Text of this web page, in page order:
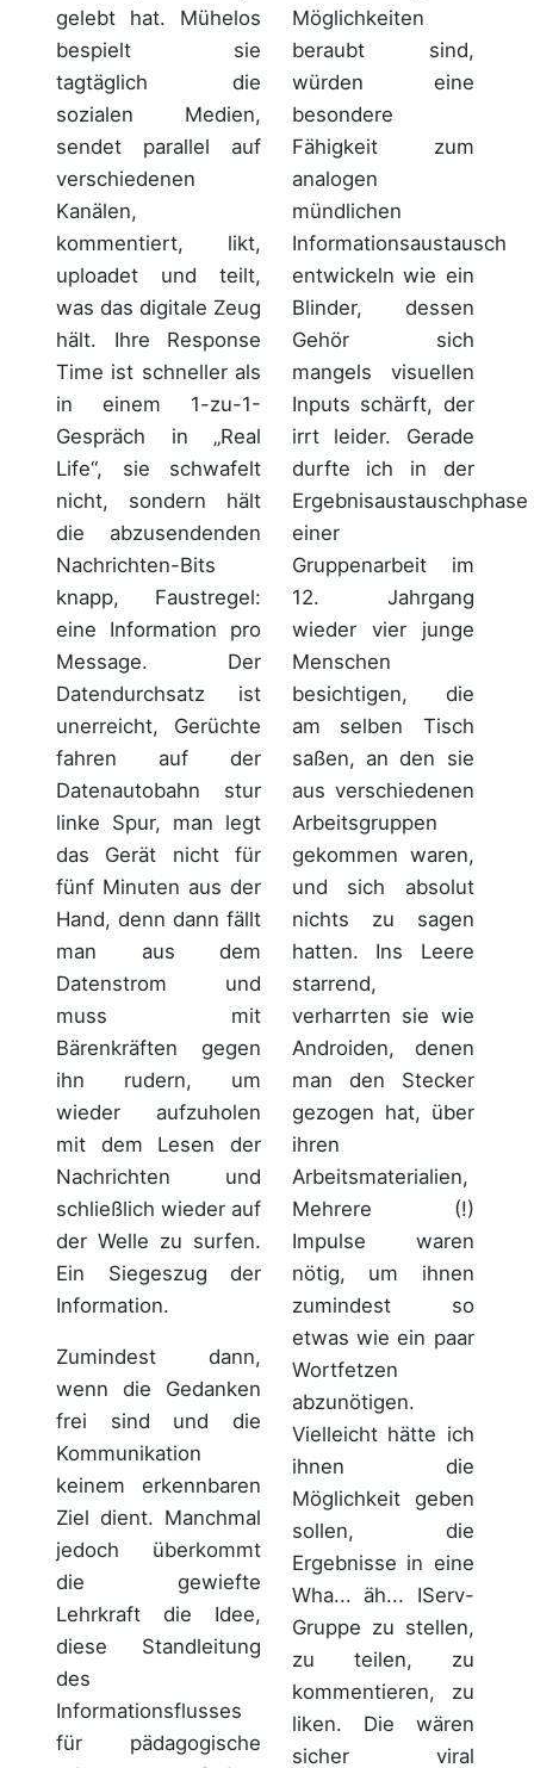
gelebt hat. Mühelos
bespielt sie
tagtäglich die
sozialen Medien,
sendet parallel auf
verschiedenen
Kanälen,
kommentiert, likt,
uploadet und teilt,
was das digitale Zeug
hält. Ihre Response
Time ist schneller als
in einem 1-zu-1-
Gespräch in „Real
Life“, sie schwafelt
nicht, sondern hält
die abzusendenden
Nachrichten-Bits
knapp, Faustregel:
eine Information pro
Message. Der
Datendurchsatz ist
unerreicht, Gerüchte
fahren auf der
Datenautobahn stur
linke Spur, man legt
das Gerät nicht für
fünf Minuten aus der
Hand, denn dann fällt
man aus dem
Datenstrom und
muss mit
Bärenkräften gegen
ihn rudern, um
wieder aufzuholen
mit dem Lesen der
Nachrichten und
schließlich wieder auf
der Welle zu surfen.
Ein Siegeszug der
Information.
Zumindest dann,
wenn die Gedanken
frei sind und die
Kommunikation
keinem erkennbaren
Ziel dient. Manchmal
jedoch überkommt
die gewiefte
Lehrkraft die Idee,
diese Standleitung
des
Informationsflusses
für pädagogische
Möglichkeiten
beraubt sind,
würden eine
besondere
Fähigkeit zum
analogen
mündlichen
Informationsaustausch
entwickeln wie ein
Blinder, dessen
Gehör sich
mangels visuellen
Inputs schärft, der
irrt leider. Gerade
durfte ich in der
Ergebnisaustauschphase
einer
Gruppenarbeit im
12. Jahrgang
wieder vier junge
Menschen
besichtigen, die
am selben Tisch
saßen, an den sie
aus verschiedenen
Arbeitsgruppen
gekommen waren,
und sich absolut
nichts zu sagen
hatten. Ins Leere
starrend,
verharrten sie wie
Androiden, denen
man den Stecker
gezogen hat, über
ihren
Arbeitsmaterialien,
Mehrere (!)
Impulse waren
nötig, um ihnen
zumindest so
etwas wie ein paar
Wortfetzen
abzunötigen.
Vielleicht hätte ich
ihnen die
Möglichkeit geben
sollen, die
Ergebnisse in eine
Wha... äh... IServ-
Gruppe zu stellen,
zu teilen, zu
kommentieren, zu
liken. Die wären
sicher viral